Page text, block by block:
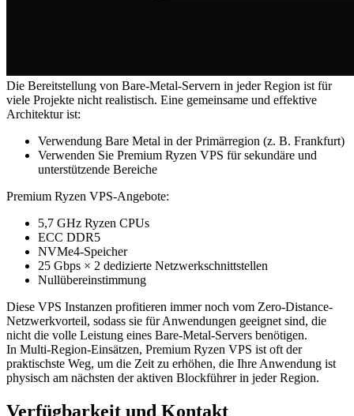
Die Bereitstellung von Bare-Metal-Servern in jeder Region ist für
viele Projekte nicht realistisch. Eine gemeinsame und effektive
Architektur ist:
Verwendung Bare Metal in der Primärregion (z. B. Frankfurt)
Verwenden Sie Premium Ryzen VPS für sekundäre und
unterstützende Bereiche
Premium Ryzen VPS-Angebote:
5,7 GHz Ryzen CPUs
ECC DDR5
NVMe4-Speicher
25 Gbps × 2 dedizierte Netzwerkschnittstellen
Nullübereinstimmung
Diese VPS Instanzen profitieren immer noch vom Zero-Distance-
Netzwerkvorteil, sodass sie für Anwendungen geeignet sind, die
nicht die volle Leistung eines Bare-Metal-Servers benötigen.
In Multi-Region-Einsätzen, Premium Ryzen VPS ist oft der
praktischste Weg, um die Zeit zu erhöhen, die Ihre Anwendung ist
physisch am nächsten der aktiven Blockführer in jeder Region.
Verfügbarkeit und Kontakt